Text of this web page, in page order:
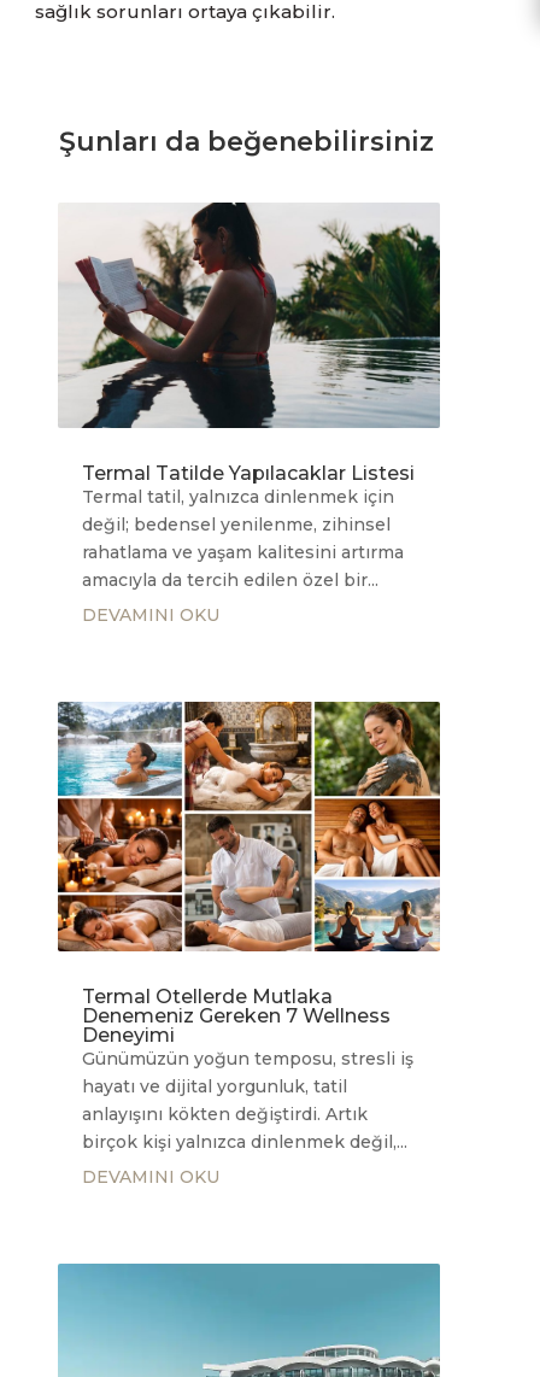
sağlık sorunları ortaya çıkabilir.
Şunları da beğenebilirsiniz
Termal Tatilde Yapılacaklar Listesi
Termal tatil, yalnızca dinlenmek için
değil; bedensel yenilenme, zihinsel
rahatlama ve yaşam kalitesini artırma
amacıyla da tercih edilen özel bir...
DEVAMINI OKU
Termal Otellerde Mutlaka
Denemeniz Gereken 7 Wellness
Deneyimi
Günümüzün yoğun temposu, stresli iş
hayatı ve dijital yorgunluk, tatil
anlayışını kökten değiştirdi. Artık
birçok kişi yalnızca dinlenmek değil,...
DEVAMINI OKU